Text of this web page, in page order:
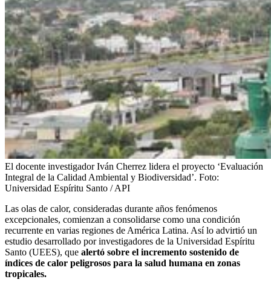
El docente investigador Iván Cherrez lidera el proyecto ‘Evaluación
Integral de la Calidad Ambiental y Biodiversidad’. Foto:
Universidad Espíritu Santo / API
Las olas de calor, consideradas durante años fenómenos
excepcionales, comienzan a consolidarse como una condición
recurrente en varias regiones de América Latina. Así lo advirtió un
estudio desarrollado por investigadores de la Universidad Espíritu
Santo (UEES), que alertó sobre el incremento sostenido de
índices de calor peligrosos para la salud humana en zonas
tropicales.